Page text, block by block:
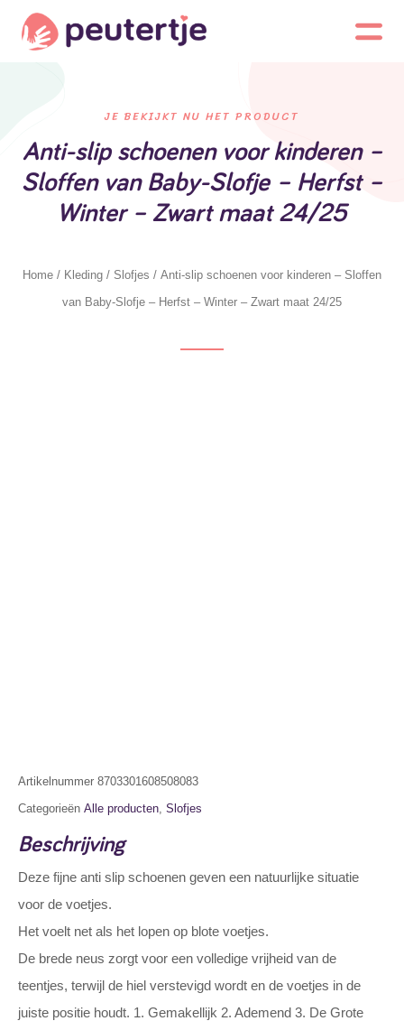
JE BEKIJKT NU HET PRODUCT
Anti-slip schoenen voor kinderen –
Sloffen van Baby-Slofje – Herfst –
Winter – Zwart maat 24/25
Home / Kleding / Slofjes / Anti-slip schoenen voor kinderen – Sloffen
van Baby-Slofje – Herfst – Winter – Zwart maat 24/25
Artikelnummer 8703301608508083
Categorieën Alle producten, Slofjes
Beschrijving
Deze fijne anti slip schoenen geven een natuurlijke situatie
voor de voetjes.
Het voelt net als het lopen op blote voetjes.
De brede neus zorgt voor een volledige vrijheid van de
teentjes, terwijl de hiel verstevigd wordt en de voetjes in de
juiste positie houdt. 1. Gemakellijk 2. Ademend 3. De Grote